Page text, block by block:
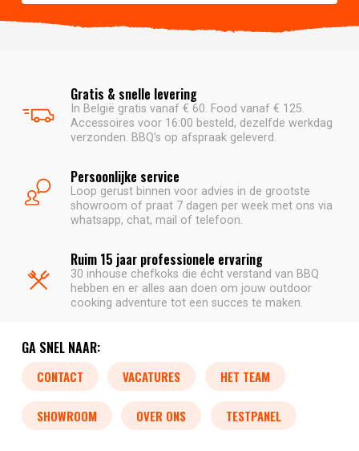
Gratis & snelle levering
In België gratis vanaf € 60. Food vanaf € 125.
Accessoires voor 16:00 besteld, dezelfde werkdag
verzonden. BBQ's op afspraak geleverd.
Persoonlijke service
Loop gerust binnen voor advies in de grootste
showroom of praat 7 dagen per week met ons via
whatsapp, chat, mail of telefoon.
Ruim 15 jaar professionele ervaring
30 inhouse chefkoks die écht verstand van BBQ
hebben en er alles aan doen om jouw outdoor
cooking adventure tot een succes te maken.
GA SNEL NAAR:
CONTACT VACATURES HET TEAM
SHOWROOM OVER ONS TESTPANEL